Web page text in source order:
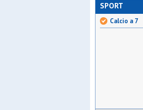
SPORT
Calcio a 7